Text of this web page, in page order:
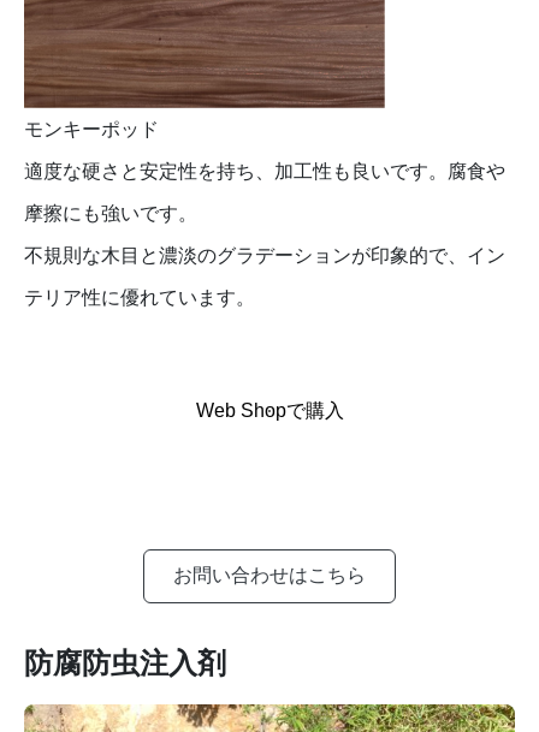
モンキーポッド
適度な硬さと安定性を持ち、加工性も良いです。腐食や
摩擦にも強いです。
不規則な木目と濃淡のグラデーションが印象的で、イン
テリア性に優れています。
Web Shopで購入
お問い合わせはこちら
防腐防虫注入剤